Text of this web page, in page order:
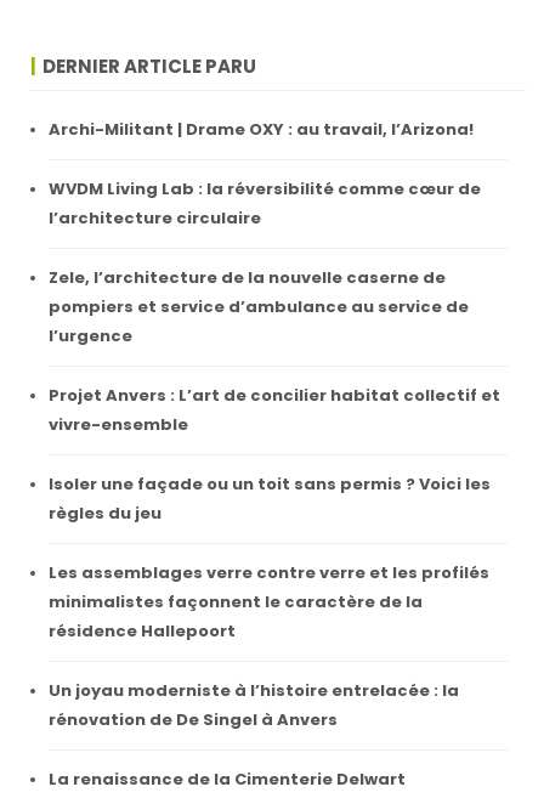
DERNIER ARTICLE PARU
Archi-Militant | Drame OXY : au travail, l’Arizona!
WVDM Living Lab : la réversibilité comme cœur de
l’architecture circulaire
Zele, l’architecture de la nouvelle caserne de
pompiers et service d’ambulance au service de
l’urgence
Projet Anvers : L’art de concilier habitat collectif et
vivre-ensemble
Isoler une façade ou un toit sans permis ? Voici les
règles du jeu
Les assemblages verre contre verre et les profilés
minimalistes façonnent le caractère de la
résidence Hallepoort
Un joyau moderniste à l’histoire entrelacée : la
rénovation de De Singel à Anvers
La renaissance de la Cimenterie Delwart